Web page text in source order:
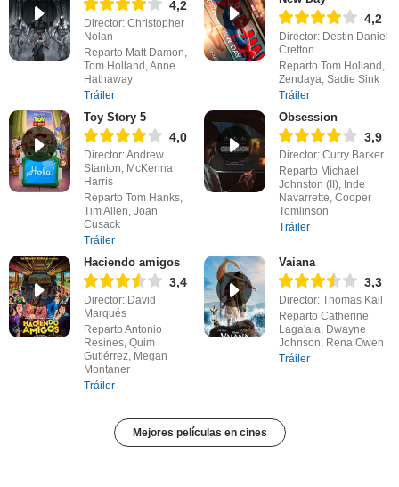
4,2
Director: Christopher
Nolan
Reparto Matt Damon,
Tom Holland, Anne
Hathaway
Tráiler
4,2
Director: Destin Daniel
Cretton
Reparto Tom Holland,
Zendaya, Sadie Sink
Tráiler
Toy Story 5
4,0
Director: Andrew
Stanton, McKenna
Harris
Reparto Tom Hanks,
Tim Allen, Joan
Cusack
Tráiler
Obsession
3,9
Director: Curry Barker
Reparto Michael
Johnston (II), Inde
Navarrette, Cooper
Tomlinson
Tráiler
Haciendo amigos
3,4
Director: David
Marqués
Reparto Antonio
Resines, Quim
Gutiérrez, Megan
Montaner
Tráiler
Vaiana
3,3
Director: Thomas Kail
Reparto Catherine
Laga'aia, Dwayne
Johnson, Rena Owen
Tráiler
Mejores películas en cines